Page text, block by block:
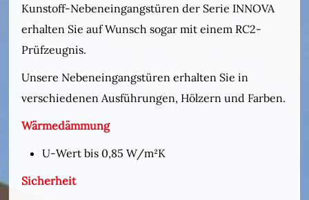
Kunstoff-Nebeneingangstüren der Serie INNOVA
erhalten Sie auf Wunsch sogar mit einem RC2-
Prüfzeugnis.
Unsere Nebeneingangstüren erhalten Sie in
verschiedenen Ausführungen, Hölzern und Farben.
Wärmedämmung
U-Wert bis 0,85 W/m²K
Sicherheit